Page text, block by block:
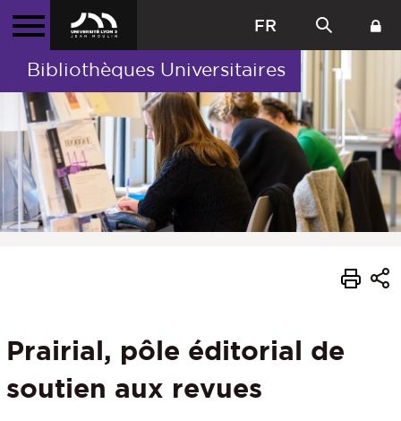
FR
Bibliothèques Universitaires
Prairial, pôle éditorial de
soutien aux revues